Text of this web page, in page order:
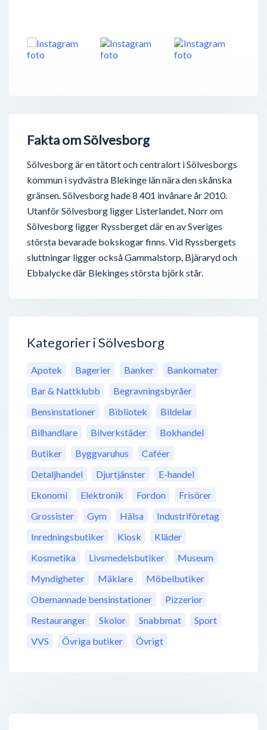
Fakta om Sölvesborg
Sölvesborg är en tätort och centralort i Sölvesborgs
kommun i sydvästra Blekinge län nära den skånska
gränsen. Sölvesborg hade 8 401 invånare år 2010.
Utanför Sölvesborg ligger Listerlandet. Norr om
Sölvesborg ligger Ryssberget där en av Sveriges
största bevarade bokskogar finns. Vid Ryssbergets
sluttningar ligger också Gammalstorp, Bjäraryd och
Ebbalycke där Blekinges största björk står.
Kategorier i Sölvesborg
Apotek Bagerier Banker
Bankomater
Bar & Nattklubb
Begravningsbyråer
Bensinstationer
Bibliotek
Bildelar
Bilhandlare
Bilverkstäder
Bokhandel
Butiker
Byggvaruhus
Caféer
Detaljhandel
Djurtjänster
E-handel
Ekonomi
Elektronik Fordon
Frisörer
Grossister
Gym Hälsa
Industriföretag
Inredningsbutiker
Kiosk
Kläder
Kosmetika
Livsmedelsbutiker
Museum
Myndigheter
Mäklare
Möbelbutiker
Obemannade bensinstationer
Pizzerior
Restauranger
Skolor Snabbmat
Sport
VVS
Övriga butiker Övrigt